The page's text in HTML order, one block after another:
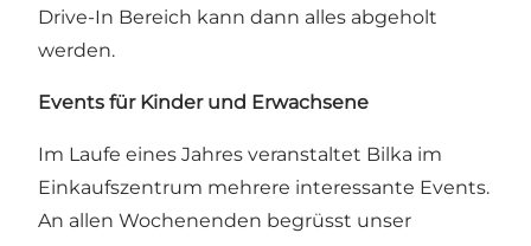
Drive-In Bereich kann dann alles abgeholt
werden.
Events für Kinder und Erwachsene
Im Laufe eines Jahres veranstaltet Bilka im
Einkaufszentrum mehrere interessante Events.
An allen Wochenenden begrüsst unser